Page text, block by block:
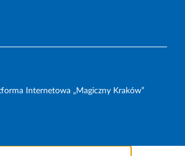
Internetowa „Magiczny Kraków”